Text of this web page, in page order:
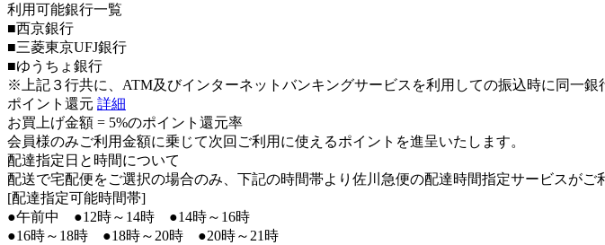
利用可能銀行一覧
■西京銀行
■三菱東京UFJ銀行
■ゆうちょ銀行
※上記３行共に、ATM及びインターネットバンキングサービスを利用しての振込時に同一
ポイント還元 詳細
お買上げ金額 = 5%のポイント還元率
会員様のみご利用金額に乗じて次回ご利用に使えるポイントを進呈いたします。
配達指定日と時間について
配送で宅配便をご選択の場合のみ、下記の時間帯より佐川急便の配達時間指定サービスがご
[配達指定可能時間帯]
●午前中 ●12時～14時 ●14時～16時
●16時～18時 ●18時～20時 ●20時～21時